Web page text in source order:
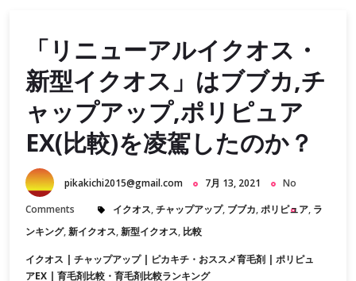
「リニューアルイクオス・
新型イクオス」はブブカ,チ
ャップアップ,ポリピュア
EX(比較)を凌駕したのか？
pikakichi2015@gmail.com 7月 13, 2021
No
Comments
イクオス,チャップアップ, ブブカ,ポリピュア, ラ
ンキング,新イクオス,新型イクオス, 比較
イクオス | チャップアップ| ピカキチ・おススメ育毛剤 | ポリピュ
アEX | 育毛剤比較・育毛剤比較ランキング